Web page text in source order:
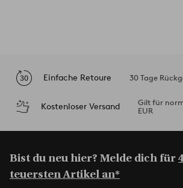
Einfache Retoure 30 Tage
Kostenloser Versand
Gilt für
EUR
Bist du neu hier? Melde dich für
teuersten Artikel an*